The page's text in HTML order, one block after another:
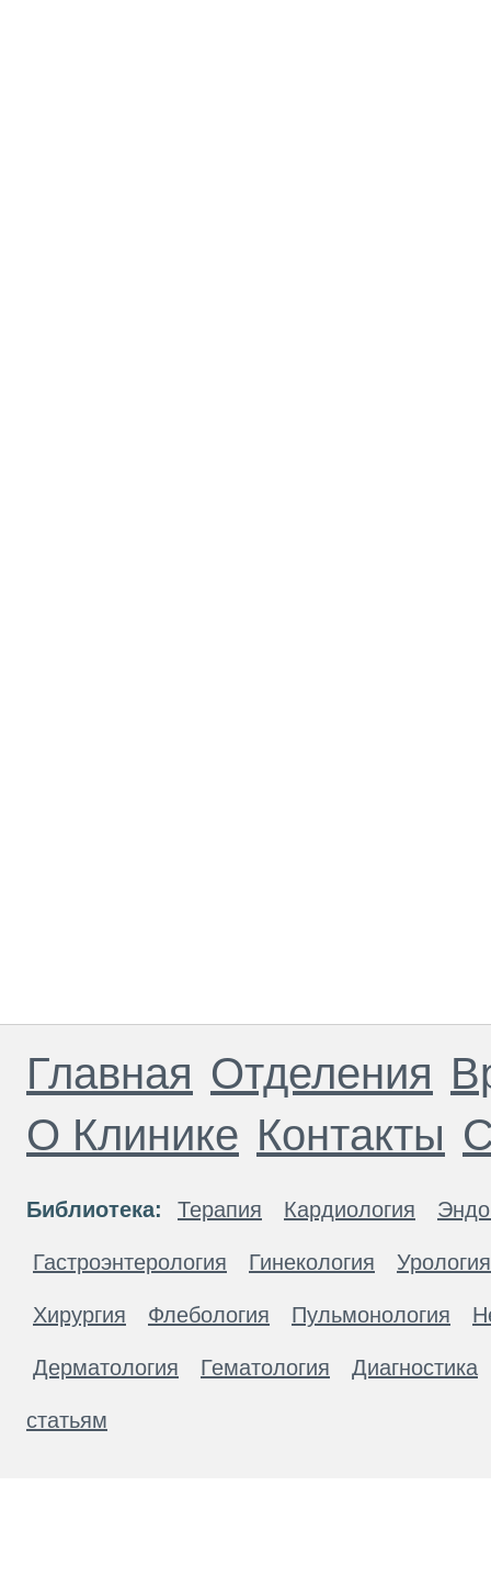
Главная Отделения
О Клинике Контакты
Библиотека: Терапия Кардиология
Гастроэнтерология Гинекология Урология
Хирургия Флебология Пульмонология
Дерматология Гематология Диагностика
статьям